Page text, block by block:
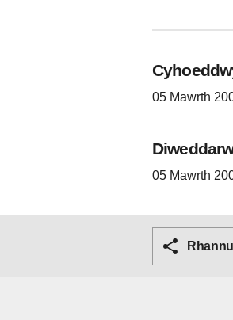
05 Mawrth
05 Mawrth